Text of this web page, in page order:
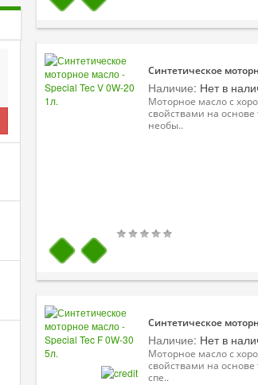
Синтетическое
Наличие: Нет в
Моторное масло с
свойствами на
необы..
Синтетическое
Наличие: Нет в
Моторное масло с
свойствами на основе
спе..